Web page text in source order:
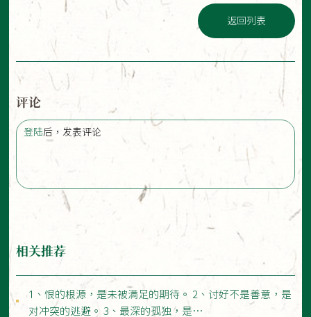
返回列表
评论
登陆后，发表评论
相关推荐
1、恨的根源，是未被满足的期待。 2、讨好不是善意，是
对冲突的逃避。 3、最深的孤独，是…